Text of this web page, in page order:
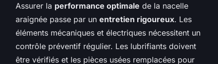
Assurer la performance optimale de la nacelle
araignée passe par un entretien rigoureux. Les
éléments mécaniques et électriques nécessitent un
contrôle préventif régulier. Les lubrifiants doivent
être vérifiés et les pièces usées remplacées pour